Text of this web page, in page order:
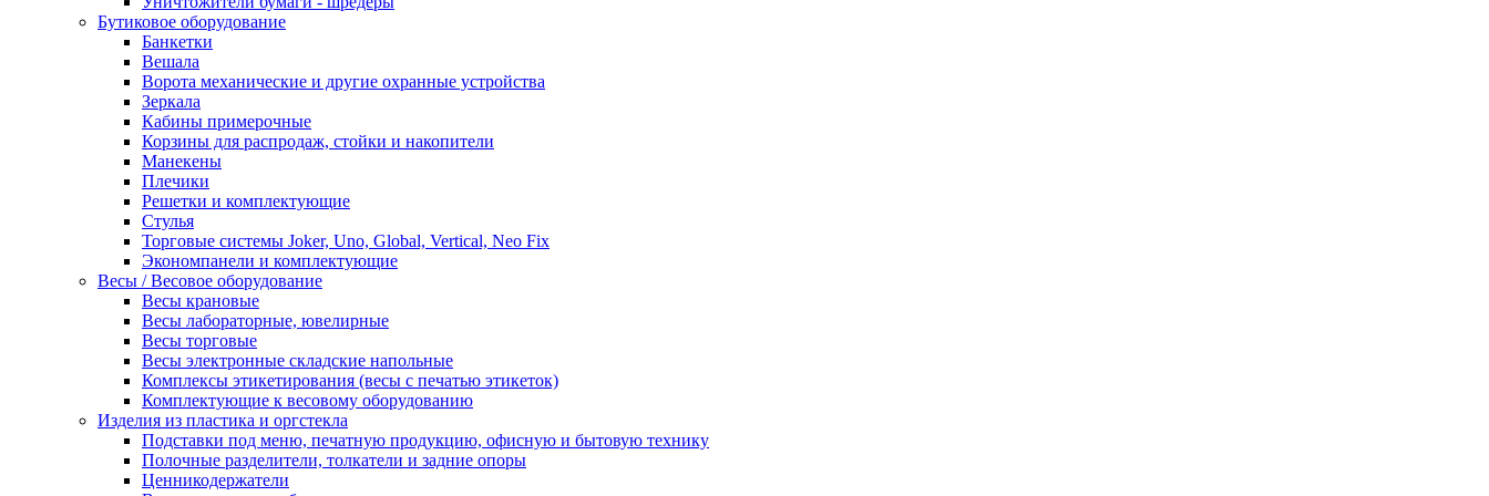
Бутиковое оборудование
Банкетки
Вешала
Ворота механические и другие охранные устройства
Зеркала
Кабины примерочные
Корзины для распродаж, стойки и накопители
Манекены
Плечики
Решетки и комплектующие
Стулья
Торговые системы Joker, Uno, Global, Vertical, Neo Fix
Экономпанели и комплектующие
Весы / Весовое оборудование
Весы крановые
Весы лабораторные, ювелирные
Весы торговые
Весы электронные складские напольные
Комплексы этикетирования (весы с печатью этикеток)
Комплектующие к весовому оборудованию
Изделия из пластика и оргстекла
Подставки под меню, печатную продукцию, офисную и бытовую технику
Полочные разделители, толкатели и задние опоры
Ценникодержатели